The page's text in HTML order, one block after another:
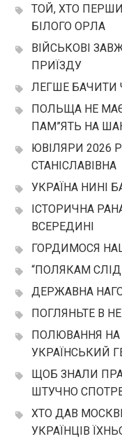
ТОЙ, ХТО
БІЛОГО ОРЛА
ВІЙСЬКОВІ
ПРИЇЗДУ
ЛЕГШЕ БАЧИТИ
ПОЛЬЩА НЕ
ПАМ”ЯТЬ НА
ЮВІЛЯРИ 2026
СТАНІСЛАВІВНА
УКРАЇНА НИНІ
ІСТОРИЧНА
ВСЕРЕДИНІ
ГОРДИМОСЯ
“ПОЛЯКАМ
ДЕРЖАВНА
ПОГЛЯНЬТЕ В
ПОЛЮВАННЯ
УКРАЇНСЬКИЙ
ЩОБ ЗНАЛИ
ШТУЧНО
ХТО ДАВ
УКРАЇНЦІВ